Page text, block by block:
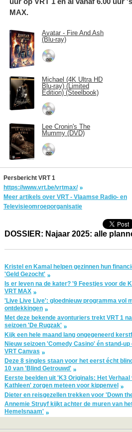
MAX.
Avatar - Fire And Ash
(Blu-ray)
Michael (4K Ultra HD
Blu-ray) (Limited
Edition) (Steelbook)
Lee Cronin's The
Mummy (DVD)
Persbericht VRT 1
https://www.vrt.be/vrtmax/
Meer artikels over VRT - Vlaamse Radio- en
Televisieomroeporganisatie
DOSSIER: Najaar 2025: alle
Kristel en Kamal helpen gezinnen hun
'Geld Gezocht'
Is er leven na de kater? '9 Feestjes voor de
VRT MAX
'Live Live Live': gloednieuw programma vol
ontdekkingen
Met deze bekende avonturiers trekt VRT 1
seizoen 'De Rugzak'
Kijk een hele maand lang ongegeneerd
Nieuw seizoen 'Comedy Casino' én stand-
VRT Canvas
Deze 8 singles staan voor het eerst écht
10 van 'Blind Getrouwd'
Eerste beelden uit 'K3 Originals: Het
Kathleen' zorgen meteen voor kippenvel
Dieter en reisgezellen trekken voor 'Down
Annemie Struyf kijkt achter de muren van
Hemelsnaam'